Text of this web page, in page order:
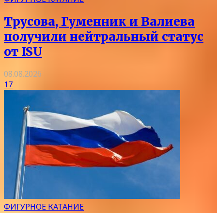
Трусова, Гуменник и Валиева
получили нейтральный статус
от ISU
08.08.2026
17
ФИГУРНОЕ КАТАНИЕ